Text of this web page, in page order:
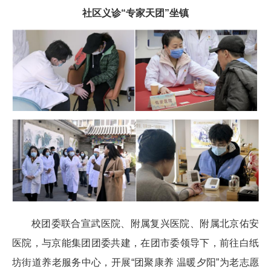
社区义诊“专家天团”坐镇
校团委联合宣武医院、附属复兴医院、附属北京佑安
医院，与京能集团团委共建，在团市委领导下，前往白纸
坊街道养老服务中心，开展“团聚康养 温暖夕阳”为老志愿